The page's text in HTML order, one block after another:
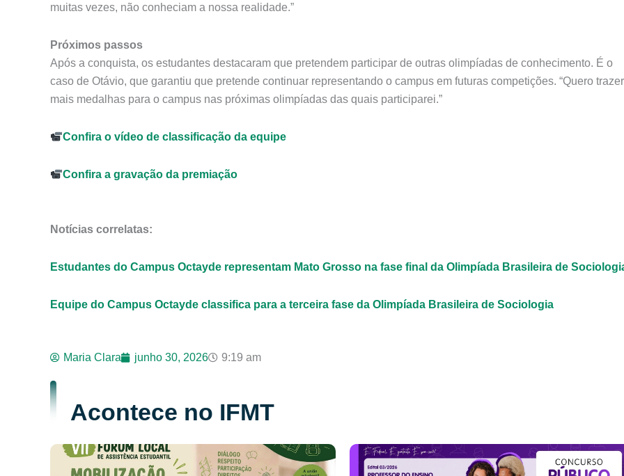
muitas vezes, não conheciam a nossa realidade.”
Próximos passos
Após a conquista, os estudantes destacaram que pretendem participar de outras olimpíadas de conhecimento. É o
caso de Otávio, que garantiu que pretende continuar representando o campus em futuras competições. “Quero trazer
mais medalhas para o campus nas próximas olimpíadas das quais participarei.”
Confira o vídeo de classificação da equipe
Confira a gravação da premiação
Notícias correlatas:
Estudantes do Campus Octayde representam Mato Grosso na fase final da Olimpíada Brasileira de
Equipe do Campus Octayde classifica para a terceira fase da Olimpíada Brasileira de Sociologia
Maria Clara junho 30, 2026 9:19 am
Acontece no IFMT